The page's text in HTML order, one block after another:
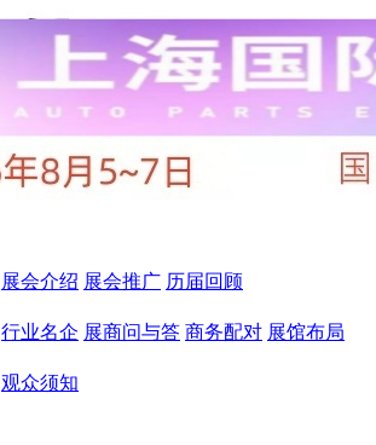
展会介绍 展会推广 历届回顾
行业名企 展商问与答 商务配对 展馆布局
观众须知